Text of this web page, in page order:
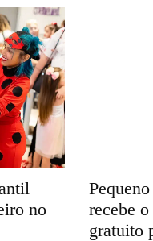
no
recebe
gratuito